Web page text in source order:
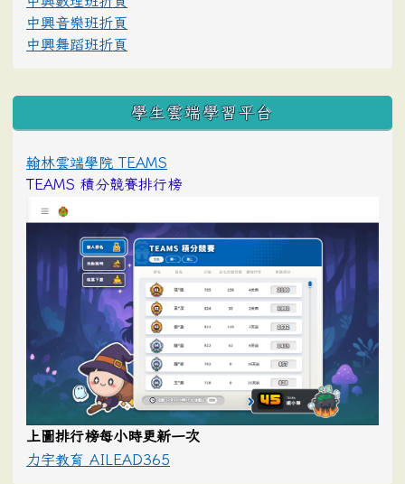
中興音樂班折頁
中興舞蹈班折頁
學生雲端學習平台
翰林雲端學院 TEAMS
TEAMS 積分競賽排行榜
上圖排行榜每小時更新一次
力宇教育 AILEAD365